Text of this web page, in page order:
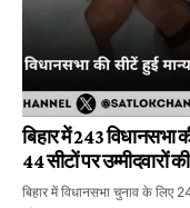
बिहार में 243 विधानसभा
44 सीटों पर उम्मीदवारों
बिहार में विधानसभा चुनाव के लिए